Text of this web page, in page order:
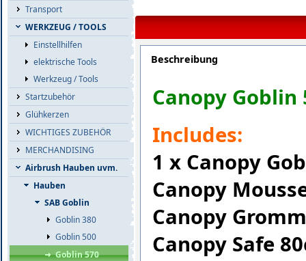
Transport
WERKZEUG / TOOLS
Einstellhilfen
elektrische Tools
Werkzeug / Tools
Startzubehör
Glühkerzen
WICHTIGES ZUBEHÖR
MERCHANDISING
Airbrush Hauben uvm.
Hauben
SAB Goblin
Goblin 380
Goblin 500
Goblin 570
Beschreibung
Canopy Goblin
Includes:
1 x Canopy
Canopy
Canopy
Canopy Safe